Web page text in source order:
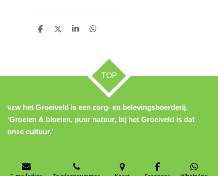
D
D
S
D
TOP
vzw het Groeiveld is een zorg- en belevingsboerderij.
'Groeien & bloeien, puur natuur, bij het Groeiveld is dat
onze cultuur.'